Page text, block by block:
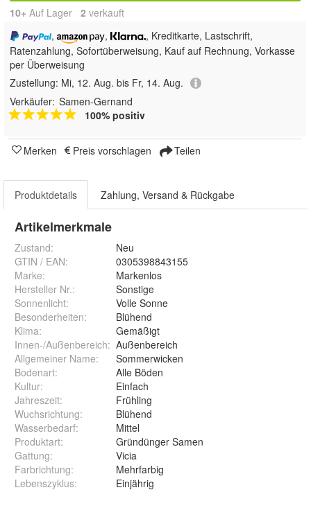
10+ Auf Lager 2 verkauft
,
,
, Kreditkarte, Lastschrift,
Ratenzahlung, Sofortüberweisung, Kauf auf Rechnung, Vorkasse
per Überweisung
Zustellung: Mi, 12. Aug. bis Fr, 14. Aug.
Verkäufer: Samen-Gernand
100% positiv
Merken Preis vorschlagen Teilen
Produktdetails Zahlung, Versand & Rückgabe
Artikelmerkmale
Zustand:
Neu
GTIN / EAN:
0305398843155
Marke:
Markenlos
Hersteller Nr.:
Sonstige
Sonnenlicht:
Volle Sonne
Besonderheiten:
Blühend
Klima:
Gemäßigt
Innen-/Außenbereich: Außenbereich
Allgemeiner Name:
Sommerwicken
Bodenart:
Alle Böden
Kultur:
Einfach
Jahreszeit:
Frühling
Wuchsrichtung:
Blühend
Wasserbedarf:
Mittel
Produktart:
Gründünger Samen
Gattung:
Vicia
Farbrichtung:
Mehrfarbig
Lebenszyklus: Einjährig